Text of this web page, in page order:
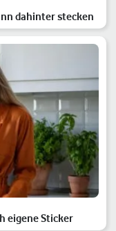
dahinter stecken
eigene Sticker